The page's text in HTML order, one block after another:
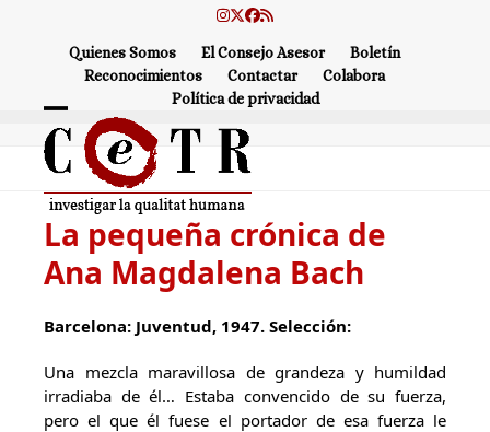
Instagram
Twitter
Facebook
RSS
Quienes Somos El Consejo Asesor
Boletín
Reconocimientos
Contactar
Colabora
Política de privacidad
Open
mobile
menu
Close
mobile
menu
La pequeña crónica de
Ana Magdalena Bach
Barcelona: Juventud, 1947. Selección:
Una mezcla maravillosa de grandeza y humildad
irradiaba de él… Estaba convencido de su fuerza,
pero el que él fuese el portador de esa fuerza le